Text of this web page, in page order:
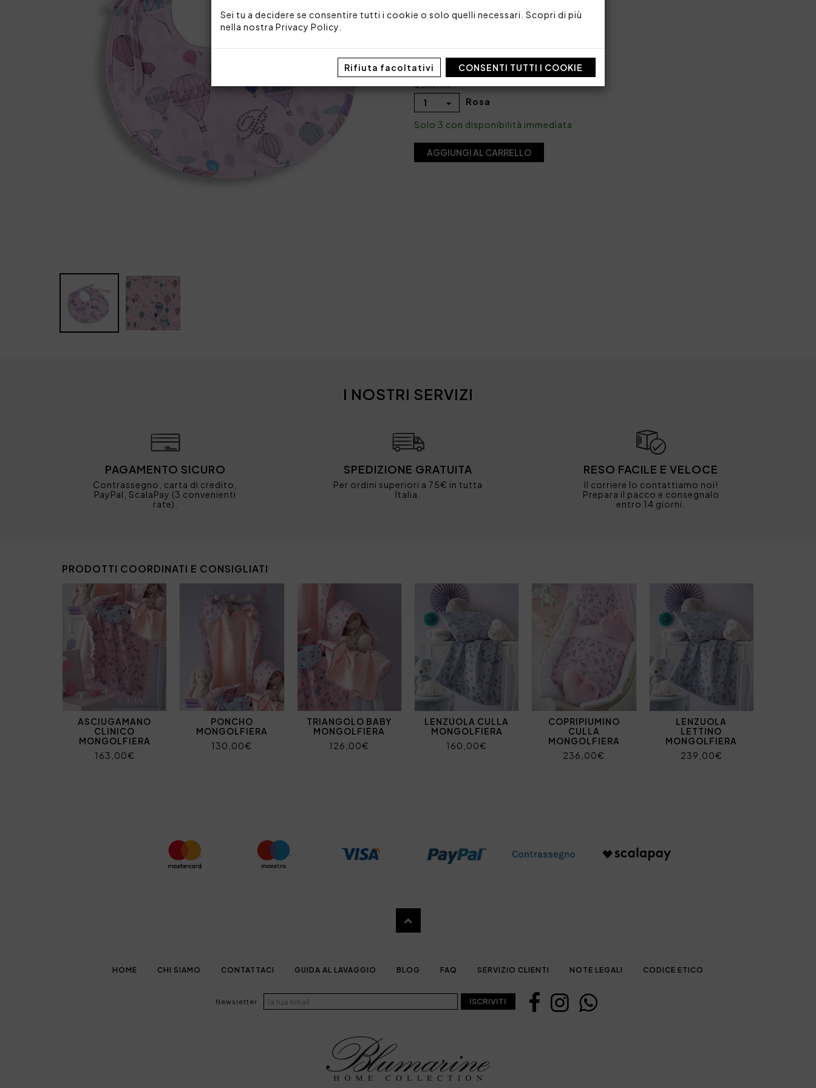
Sei tu a decidere se consentire tutti i cookie o solo quelli necessari. Scopri di più
nella nostra Privacy Policy
Rifiuta facoltativi CONSENTI TUTTI I COOKIE
COLORE
QUANTITÀ
1 Rosa
Solo 3 con disponibilità immediata
AGGIUNGI AL CARRELLO
I NOSTRI SERVIZI
PAGAMENTO SICURO
Contrassegno, carta di credito,
PayPal, ScalaPay (3 convenienti
rate).
SPEDIZIONE GRATUITA
Per ordini superiori a 75€ in tutta
Italia.
RESO FACILE E VELOCE
Il corriere lo contattiamo noi!
Prepara il pacco e consegnalo
entro 14 giorni.
PRODOTTI COORDINATI E CONSIGLIATI
ASCIUGAMANO
CLINICO
MONGOLFIERA
163,00€
PONCHO
MONGOLFIERA
130,00€
TRIANGOLO BABY
MONGOLFIERA
126,00€
LENZUOLA CULLA
MONGOLFIERA
160,00€
COPRIPIUMINO
CULLA
MONGOLFIERA
236,00€
LENZUOLA
LETTINO
MONGOLFIERA
239,00€
HOME CHI SIAMO CONTATTACI GUIDA AL LAVAGGIO BLOG FAQ SERVIZIO CLIENTI NOTE LEGALI CODICE ETICO
Newsletter ISCRIVITI